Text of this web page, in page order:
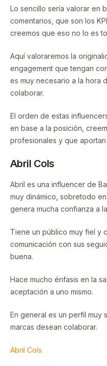
Lo sencillo sería valorar en
comentarios, que son los
creemos que eso no lo es
Aquí valoraremos la
engagement que tengan
es muy necesario a la hora
colaborar.
El orden de estas
en base a la posición,
profesionales y que
Abril Cols
Abril es una influencer de
muy dinámico, sobretodo
genera mucha confianza a
Tiene un público muy fiel y
comunicación con sus
buena.
Hace mucho énfasis en la
aceptación a uno mismo.
En general es un perfil muy
marcas desean colaborar.
Abril Cols